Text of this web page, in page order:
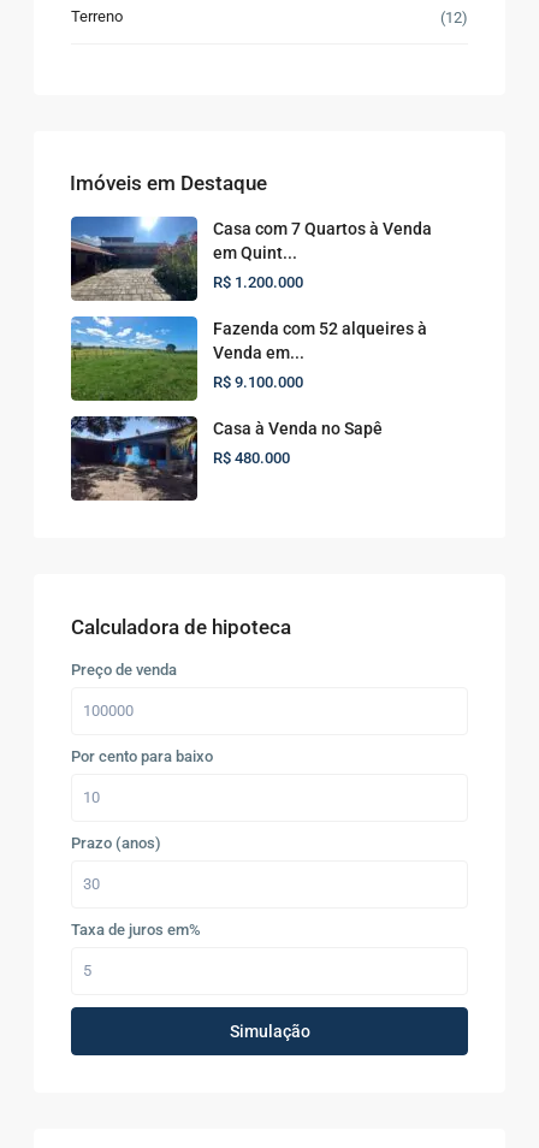
Terreno (12)
Imóveis em Destaque
Casa com 7 Quartos à Venda
em Quint...
R$ 1.200.000
Fazenda com 52 alqueires à
Venda em...
R$ 9.100.000
Casa à Venda no Sapê
R$ 480.000
Calculadora de hipoteca
Preço de venda
Por cento para baixo
Prazo (anos)
Taxa de juros em%
Simulação